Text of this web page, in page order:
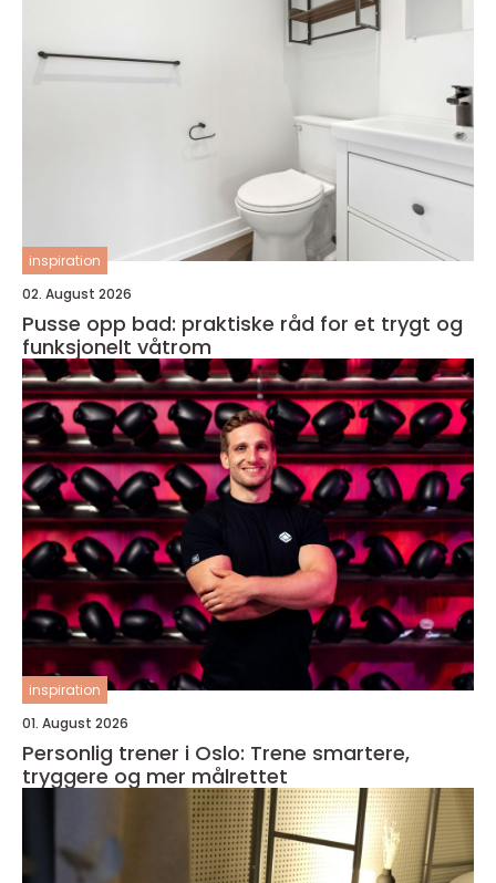
inspiration
02. August 2026
Pusse opp bad: praktiske råd for et trygt og
funksjonelt våtrom
inspiration
01. August 2026
Personlig trener i Oslo: Trene smartere,
tryggere og mer målrettet